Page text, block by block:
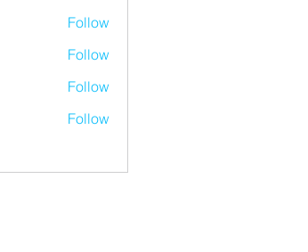
Follow
Follow
Follow
Follow